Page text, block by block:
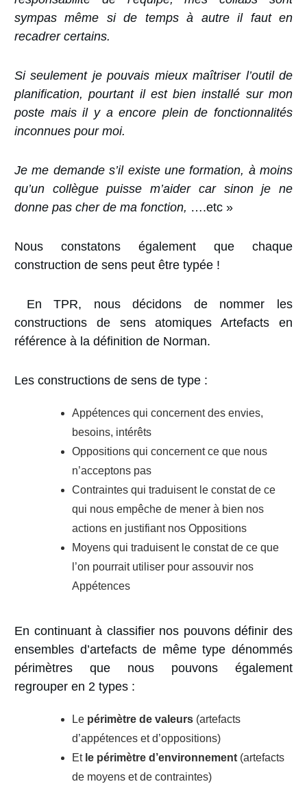
sympas même si de temps à autre il faut en
recadrer certains.
Si seulement je pouvais mieux maîtriser l’outil de
planification, pourtant il est bien installé sur mon
poste mais il y a encore plein de fonctionnalités
inconnues pour moi.
Je me demande s’il existe une formation, à moins
qu’un collègue puisse m’aider car sinon je ne
donne pas cher de ma fonction, ….etc »
Nous constatons également que chaque
construction de sens peut être typée !
En TPR, nous décidons de nommer les
constructions de sens atomiques Artefacts en
référence à la définition de Norman.
Les constructions de sens de type :
Appétences qui concernent des envies,
besoins, intérêts
Oppositions qui concernent ce que nous
n’acceptons pas
Contraintes qui traduisent le constat de ce
qui nous empêche de mener à bien nos
actions en justifiant nos Oppositions
Moyens qui traduisent le constat de ce que
l’on pourrait utiliser pour assouvir nos
Appétences
En continuant à classifier nos pouvons définir des
ensembles d’artefacts de même type dénommés
périmètres que nous pouvons également
regrouper en 2 types :
Le périmètre de valeurs (artefacts
d’appétences et d’oppositions)
Et le périmètre d’environnement (artefacts
de moyens et de contraintes)